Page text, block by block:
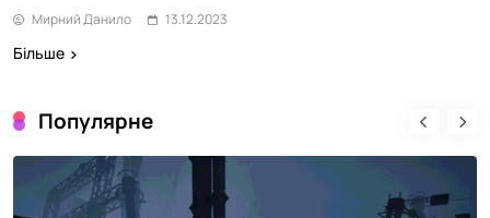
Мирний Данило 13.12.2023
Більше
Популярне